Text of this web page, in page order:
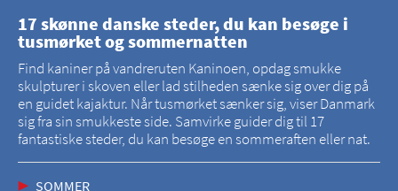
17 skønne danske steder, du kan besøge i
tusmørket og sommernatten
Find kaniner på vandreruten Kaninoen, opdag smukke
skulpturer i skoven eller lad stilheden sænke sig over dig på
en guidet kajaktur. Når tusmørket sænker sig, viser Danmark
sig fra sin smukkeste side. Samvirke guider dig til 17
fantastiske steder, du kan besøge en sommeraften eller nat.
SOMMER